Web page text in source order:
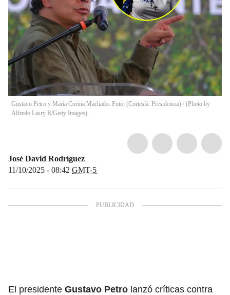
Gustavo Petro y María Corina Machado. Foto: (Cortesía: Presidencia) / (Photo by
Alfredo Lasry R/Getty Images)
José David Rodríguez
11/10/2025 - 08:42 GMT-5
El presidente Gustavo Petro lanzó críticas contra